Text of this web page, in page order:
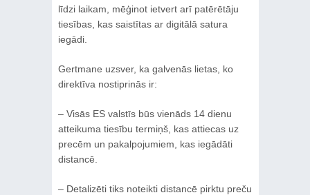
līdzi laikam, mēģinot ietvert arī patērētāju
tiesības, kas saistītas ar digitālā satura
iegādi.
Gertmane uzsver, ka galvenās lietas, ko
direktīva nostiprinās ir:
– Visās ES valstīs būs vienāds 14 dienu
atteikuma tiesību termiņš, kas attiecas uz
precēm un pakalpojumiem, kas iegādāti
distancē.
– Detalizēti tiks noteikti distancē pirktu preču